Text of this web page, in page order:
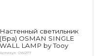
Настенный светильник
(Бра) OSMAN SINGLE
WALL LAMP by Tooy
Артикул: OW277